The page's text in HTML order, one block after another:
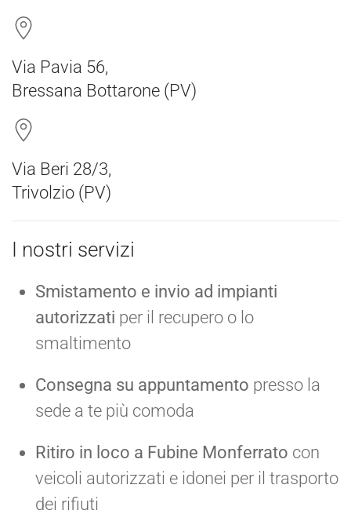
Via Pavia 56,
Bressana Bottarone (PV)
Via Beri 28/3,
Trivolzio (PV)
I nostri servizi
Smistamento e invio ad impianti
autorizzati per il recupero o lo
smaltimento
Consegna su appuntamento presso la
sede a te più comoda
Ritiro in loco a Fubine Monferrato con
veicoli autorizzati e idonei per il trasporto
dei rifiuti